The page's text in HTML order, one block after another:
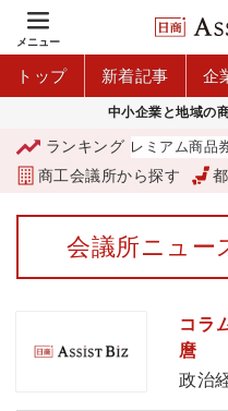
メニュー
トップ 新着記事 企
中小企業と地域の
ランキング
「青森市プレミアム商品券
商工会議所から探す
会議所ニュー
コラ
麿
政治